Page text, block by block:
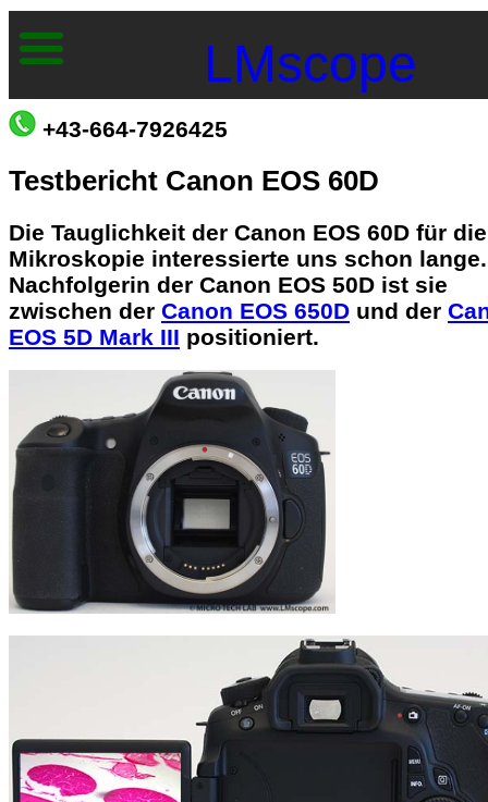
LMscope
+43-664-7926425
Testbericht Canon EOS 60D
Die Tauglichkeit der Canon EOS 60D für die
Mikroskopie interessierte uns schon
Nachfolgerin der Canon EOS 50D ist sie
zwischen der Canon EOS 650D und der
EOS 5D Mark III positioniert.